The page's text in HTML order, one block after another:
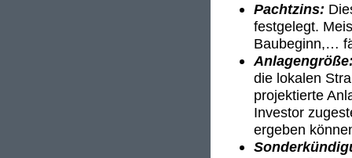
Pachtzins:
festgelegt.
Baubeginn,…
die lokalen
projektierte
Investor
ergeben